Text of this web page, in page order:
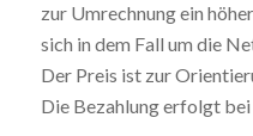
zur Umrechnung ein
sich in dem Fall um die
Der Preis ist zur
Die Bezahlung erfolgt